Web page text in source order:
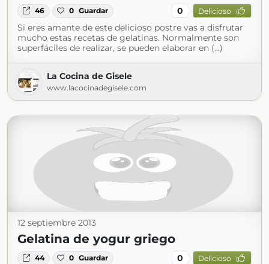
46 0 Guardar 0 Delicioso
Si eres amante de este delicioso postre vas a disfrutar
mucho estas recetas de gelatinas. Normalmente son
superfáciles de realizar, se pueden elaborar en (...)
La Cocina de Gisele
www.lacocinadegisele.com
12 septiembre 2013
Gelatina de yogur griego
44 0 Guardar 0 Delicioso